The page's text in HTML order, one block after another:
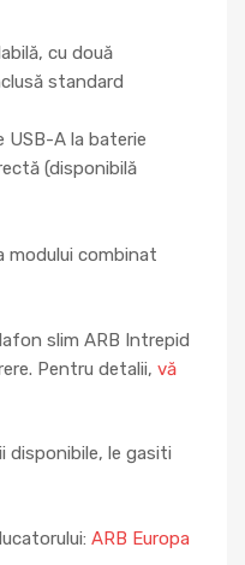
cu două
standard
USB-A la baterie
(disponibilă
modului combinat
slim ARB Intrepid
Pentru detalii, vă
disponibile, le gasiti
ARB Europa